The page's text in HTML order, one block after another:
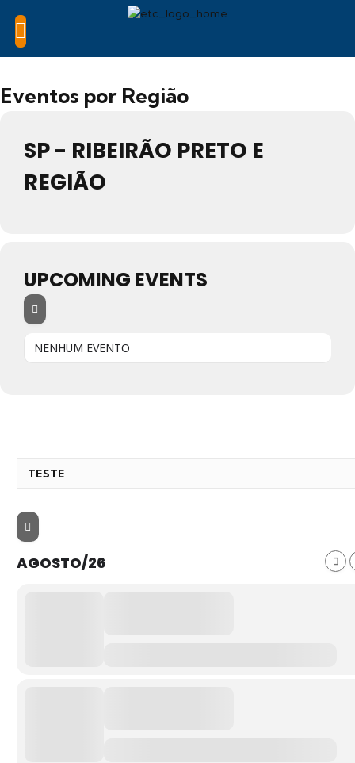
Eventos por Região
SP - RIBEIRÃO PRETO E
REGIÃO
UPCOMING EVENTS
NENHUM EVENTO
TESTE
AGOSTO/26